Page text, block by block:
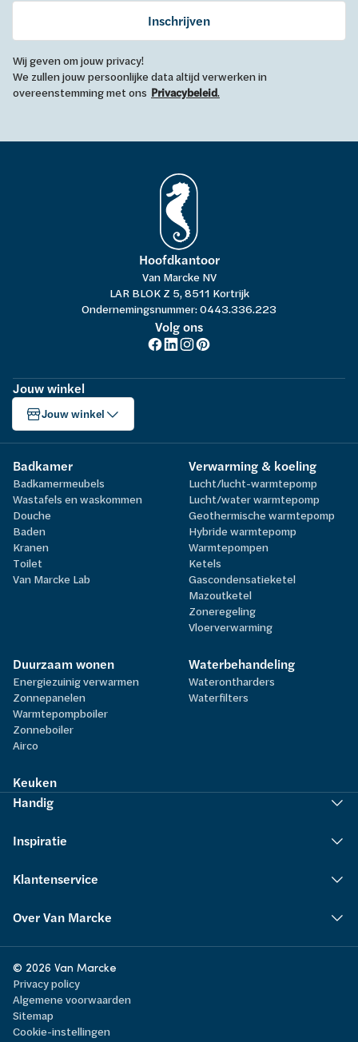
Inschrijven
Wij geven om jouw privacy!
We zullen jouw persoonlijke data altijd verwerken in
overeenstemming met ons Privacybeleid.
Hoofdkantoor
Van Marcke NV
LAR BLOK Z 5, 8511 Kortrijk
Ondernemingsnummer: 0443.336.223
Volg ons
Jouw winkel
Jouw winkel
Badkamer
Badkamermeubels
Wastafels en waskommen
Douche
Baden
Kranen
Toilet
Van Marcke Lab
Verwarming & koeling
Lucht/lucht-warmtepomp
Lucht/water warmtepomp
Geothermische warmtepomp
Hybride warmtepomp
Warmtepompen
Ketels
Gascondensatieketel
Mazoutketel
Zoneregeling
Vloerverwarming
Duurzaam wonen
Energiezuinig verwarmen
Zonnepanelen
Warmtepompboiler
Zonneboiler
Airco
Waterbehandeling
Waterontharders
Waterfilters
Keuken
Handig
Inspiratie
Klantenservice
Over Van Marcke
© 2026 Van Marcke
Privacy policy
Algemene voorwaarden
Sitemap
Cookie-instellingen